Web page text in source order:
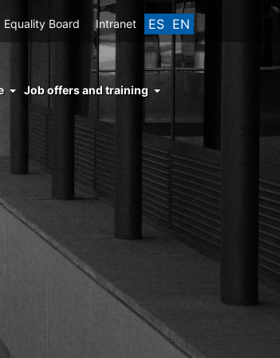
ES EN
Equality Board Intranet
Job offers and training